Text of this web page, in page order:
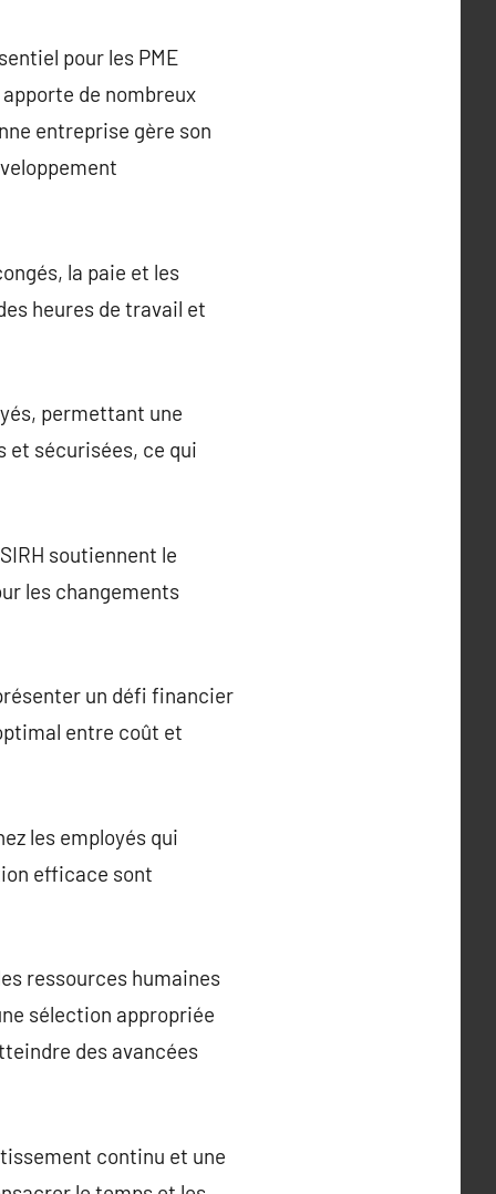
pour les PME
de nombreux
entreprise gère son
la paie et les
heures de travail et
permettant une
et sécurisées, ce qui
soutiennent le
les changements
un défi financier
entre coût et
les employés qui
efficace sont
ressources humaines
sélection appropriée
des avancées
continu et une